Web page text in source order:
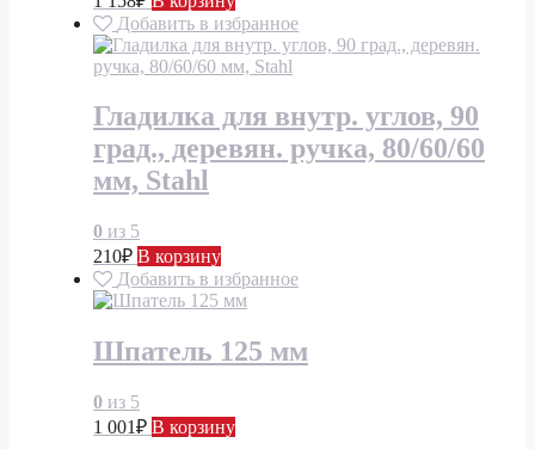
Добавить в избранное
Гладилка для внутр. углов, 90
град., деревян. ручка, 80/60/60
мм, Stahl
0 из 5
210₽ В корзину
Добавить в избранное
Шпатель 125 мм
0 из 5
1 001₽ В корзину